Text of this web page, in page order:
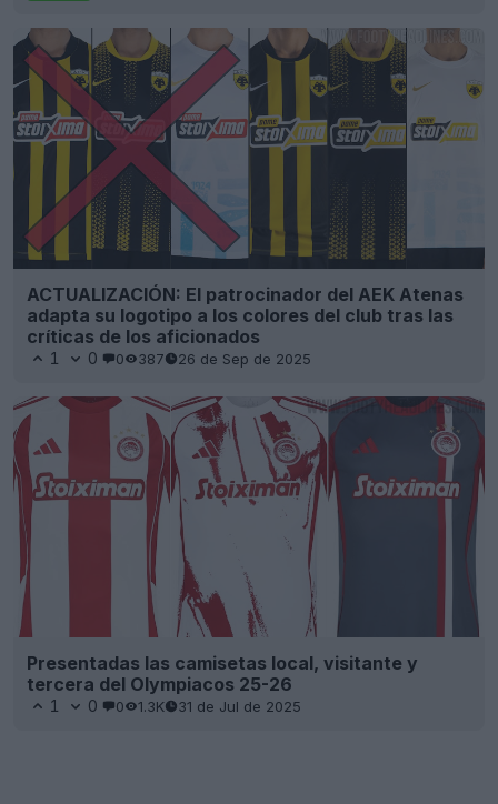
ACTUALIZACIÓN: El patrocinador del AEK Atenas
adapta su logotipo a los colores del club tras las
críticas de los aficionados
1 0 0 387 26 de Sep de 2025
Presentadas las camisetas local, visitante y
tercera del Olympiacos 25-26
1 0 0 1.3K 31 de Jul de 2025